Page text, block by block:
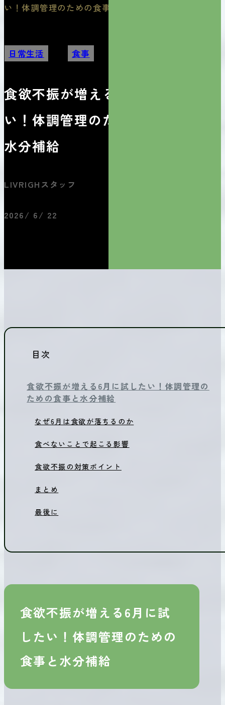
い！体調管理のための食事と水分補給
日常生活 食事
食欲不振が増える6月に試した
い！体調管理のための食事と
水分補給
LIVRIGHスタッフ
2026/ 6/ 22
目次
食欲不振が増える6月に試したい！体調管理の
ための食事と水分補給
なぜ6月は食欲が落ちるのか
食べないことで起こる影響
食欲不振の対策ポイント
まとめ
最後に
食欲不振が増える6月に試
したい！体調管理のための
食事と水分補給